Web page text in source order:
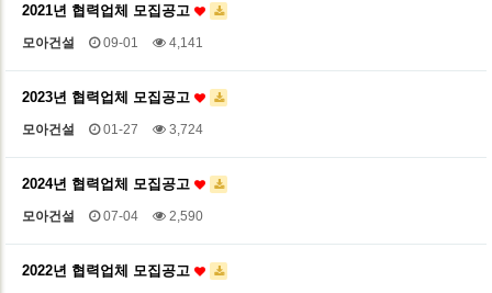
2021년 협력업체 모집공고
모아건설 09-01 4,141
2023년 협력업체 모집공고
모아건설 01-27 3,724
2024년 협력업체 모집공고
모아건설 07-04 2,590
2022년 협력업체 모집공고